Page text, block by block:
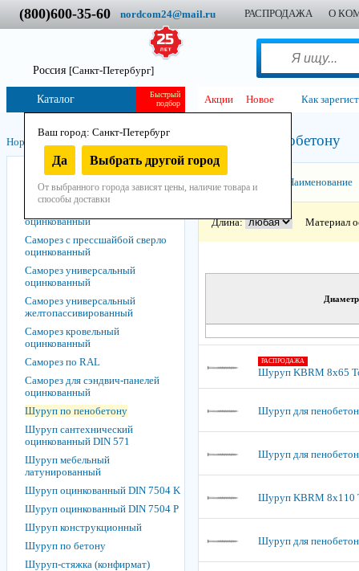
(800)600-35-60 nordcom24@mail.ru РАСПРОДАЖА О
Россия [Санкт-Петербург]
Ваш город: Санкт-Петербург
Да Выбрать другой город
От выбранного города зависят цены, наличие товара и
способы доставки
Быстрый
подбор
Каталог Акции Новое Как
Нордком Крепеж Саморезы, шурупы Шуруп по пенобетону
Саморез с крупным шагом
Саморез с мелким шагом
оцинкованный
Саморез с прессшайбой сверло
оцинкованный
Саморез универсальный
оцинкованный
Саморез универсальный
желтопассивированный
Саморез кровельный
оцинкованный
Саморез по RAL
Саморез для сэндвич-панелей
оцинкованный
Шуруп по пенобетону
Шуруп сантехнический
оцинкованный DIN 571
Шуруп мебельный
латунированный
Шуруп оцинкованный DIN 7504 K
Шуруп оцинкованный DIN 7504 P
Шуруп конструкционный
Шуруп по бетону
Шуруп-стяжка (конфирмат)
Наименование
Длина: Материал
РАСПРОДАЖА
Шуруп KBRM 8х65
Шуруп для
Шуруп для
Шуруп KBRM 8х110
Шуруп для